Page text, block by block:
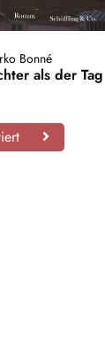
Bonné
als der Tag